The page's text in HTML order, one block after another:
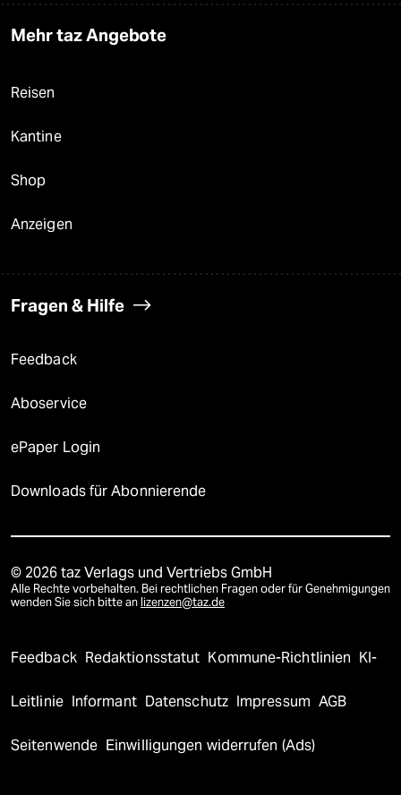
Mehr taz Angebote
Reisen
Kantine
Shop
Anzeigen
Fragen & Hilfe
Feedback
Aboservice
ePaper Login
Downloads für Abonnierende
© 2026 taz Verlags und Vertriebs GmbH
Alle Rechte vorbehalten. Bei rechtlichen Fragen oder für Genehmigungen
wenden Sie sich bitte an lizenzen@taz.de
Feedback Redaktionsstatut Kommune-Richtlinien KI-
Leitlinie Informant Datenschutz Impressum AGB
Seitenwende Einwilligungen widerrufen (Ads)